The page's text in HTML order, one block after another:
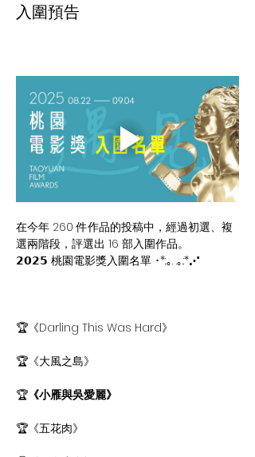
入圍預告
在今年 260 件作品的投稿中，經過初選、複
選兩階段，評選出 16 部入圍作品。
𝟮𝟬𝟮𝟱 桃園電影獎入圍名單 ･*:.｡. .｡.:*⋰
🏆《Darling This Was Hard》
🏆《大風之島》
🏆 《小雁與吳愛麗》
🏆《五花肉》